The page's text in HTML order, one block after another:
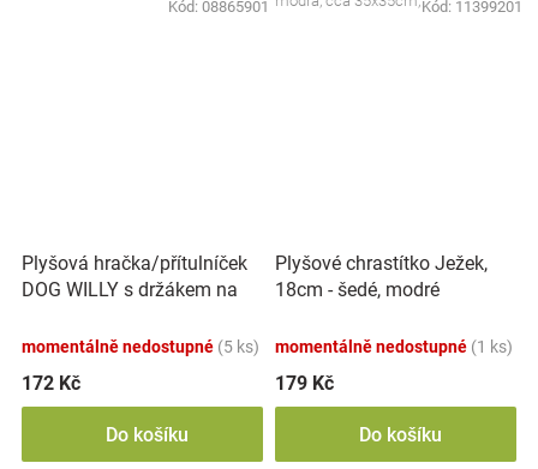
Kód: 08865901 Kód: 11399201
Plyšová hračka/přítulníček
DOG WILLY s držákem na
momentálně nedostupné (5 ks)
172 Kč
Do košíku
Plyšové chrastítko Ježek,
18cm - šedé, modré
momentálně nedostupné (1 ks)
179 Kč
Do košíku